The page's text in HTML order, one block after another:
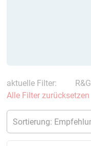
aktuelle Filter: R&G
Alle Filter zurücksetzen